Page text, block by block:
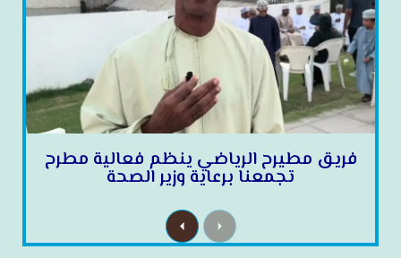
فريق مطيرح الرياضي ينظم فعالية مطرح
تجمعنا برعاية وزير الصحة
P
r
e
N
e
x